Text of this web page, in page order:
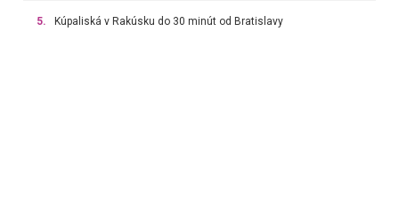
5. Kúpaliská v Rakúsku do 30 minút od Bratislavy